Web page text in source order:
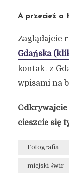
A przecież o
Zaglądajcie
Gdańska
kontakt z
wpisami na
Odkrywajcie
cieszcie się
Fotografia
miejski świr